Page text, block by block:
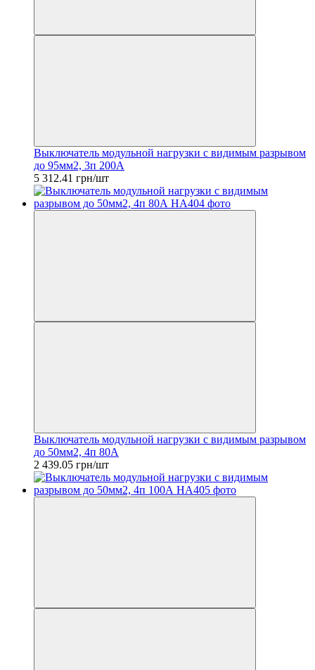
Выключатель модульной нагрузки с видимым разрывом
до 95мм2, 3п 200А
5 312.41 грн/шт
Выключатель модульной нагрузки с видимым разрывом
до 50мм2, 4п 80А
2 439.05 грн/шт